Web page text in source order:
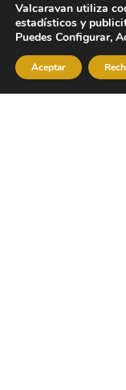
Valcaravan utiliza
estadísticos y
Puedes Configurar,
Aceptar